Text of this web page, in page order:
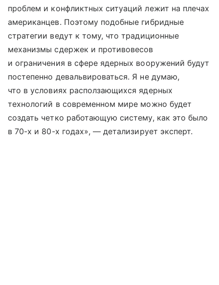
проблем и конфликтных ситуаций лежит на плечах
американцев. Поэтому подобные гибридные
стратегии ведут к тому, что традиционные
механизмы сдержек и противовесов
и ограничения в сфере ядерных вооружений будут
постепенно девальвироваться. Я не думаю,
что в условиях расползающихся ядерных
технологий в современном мире можно будет
создать четко работающую систему, как это было
в 70-х и 80-х годах», — детализирует эксперт.